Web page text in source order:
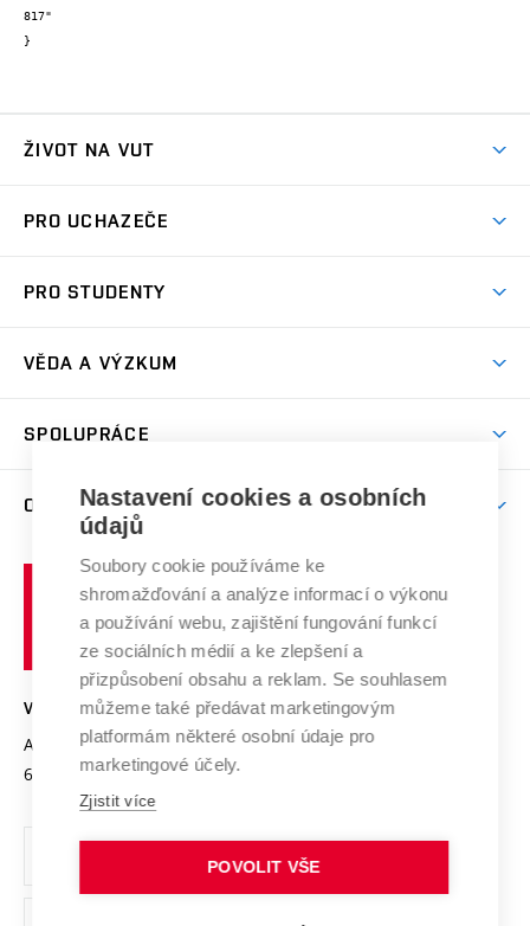
817"
}
ŽIVOT NA VUT
Koleje
Sport na VUT
PRO UCHAZEČE
Dny otevřených dveří
Celoživotní vzdělávání
E-přihláška
PRO STUDENTY
Harmonogram akademického roku
Závěrečné práce
Doktorské studium
Zpracování osobních údajů studentů
Sociální bezpečí
Studium bez bariér
Podpora podnikání
VĚDA A VÝZKUM
Mezinárodní vědecká rada
Systém zajišťování kvality výzkumu
Výzkumné infrastruktury
Transfer znalostí
Open Science
Projekty
Projekty ze strukturálních fondů
Specifický výzkum
SPOLUPRÁCE
Firemní spolupráce
Zahraniční spolupráce
Spolupráce se školami
Mezinárodní dohody
Univerzitní sítě
O UNIVERZITĚ
Profil univerzity
Udržitelná univerzita
Podnikavá univerzita / ContriBUTe
Bezpečná univerzita
Vyznamenání
Organizační struktura
Ochrana osobních údajů
učení
technické
Brně
VYSOKÉ UČENÍ TECHNICKÉ V BRNĚ
Antonínská 548/1
602 00 Brno
www.vut.cz
vut@vutbr.cz
Nastavení cookies a osobních
údajů
Soubory cookie používáme ke
shromažďování a analýze informací o výkonu
a používání webu, zajištění fungování funkcí
ze sociálních médií a ke zlepšení a
přizpůsobení obsahu a reklam. Se souhlasem
můžeme také předávat marketingovým
platformám některé osobní údaje pro
marketingové účely.
Zjistit více
POVOLIT VŠE